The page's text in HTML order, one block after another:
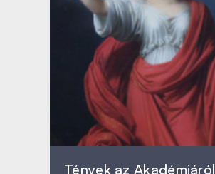
Tények az Akadémiáról